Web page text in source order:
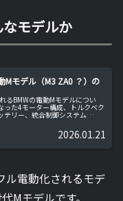
なモデルか
Mモデル（M3 ZA0 ？）の
るBMWの電動Mモデルについ
った4モーター構成、トルクベク
テリー、統合制御システム
2026.01.21
ル電動化されるモデ
Mモデルです。